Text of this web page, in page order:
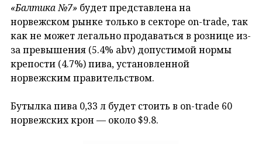
«Балтика №7» будет представлена на
норвежском рынке только в секторе on-trade, так
как не может легально продаваться в рознице из-
за превышения (5.4% abv) допустимой нормы
крепости (4.7%) пива, установленной
норвежским правительством.
Бутылка пива 0,33 л будет стоить в on-trade 60
норвежских крон — около $9.8.